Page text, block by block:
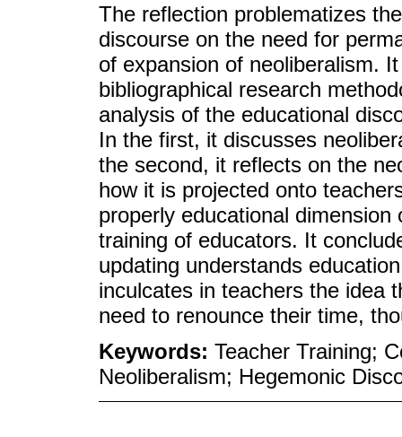
The reflection problematizes
discourse on the need for
of expansion of neoliberalism.
bibliographical research
analysis of the educational
In the first, it discusses
the second, it reflects on the
how it is projected onto
properly educational
training of educators. It
updating understands
inculcates in teachers the idea
need to renounce their time,
Keywords: Teacher Training;
Neoliberalism; Hegemonic